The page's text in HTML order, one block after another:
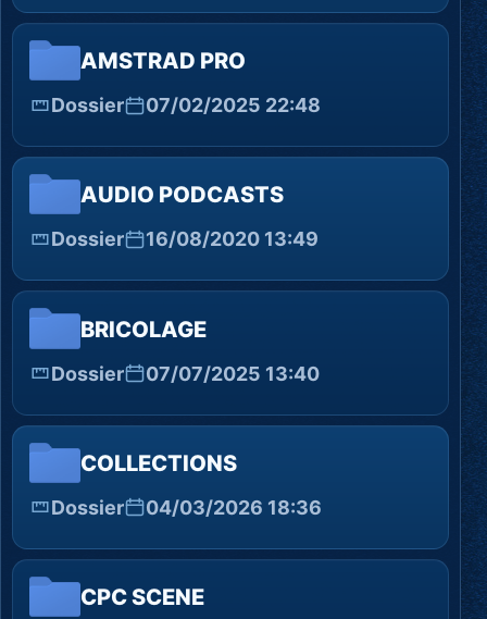
AMSTRAD PRO
Dossier 07/02/2025 22:48
AUDIO PODCASTS
Dossier 16/08/2020 13:49
BRICOLAGE
Dossier 07/07/2025 13:40
COLLECTIONS
Dossier 04/03/2026 18:36
CPC SCENE